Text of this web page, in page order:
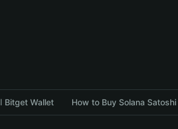
الأسئلة الشائعة حول تبادل العملات المشفرة باستخدام محفظة Bitget Wallet How to Buy Solana Satoshi